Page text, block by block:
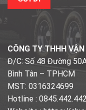
CÔNG TY THHH
Đ/C: Số 48 Đường
Bình Tân – TPHCM
MST: 0316324699
Hotline : 0845.442.442